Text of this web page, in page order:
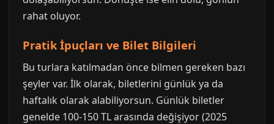
rahat oluyor.
Pratik İpuçları ve Bilet Bilgileri
Bu turlara katılmadan önce bilmen gereken bazı
şeyler var. İlk olarak, biletlerini günlük ya da
haftalık olarak alabiliyorsun. Günlük biletler
genelde 100-150 TL arasında değişiyor (2025